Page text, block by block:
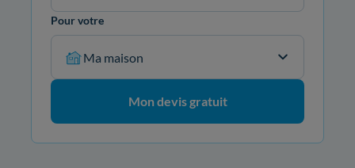
Pour votre
Ma maison
Mon devis gratuit